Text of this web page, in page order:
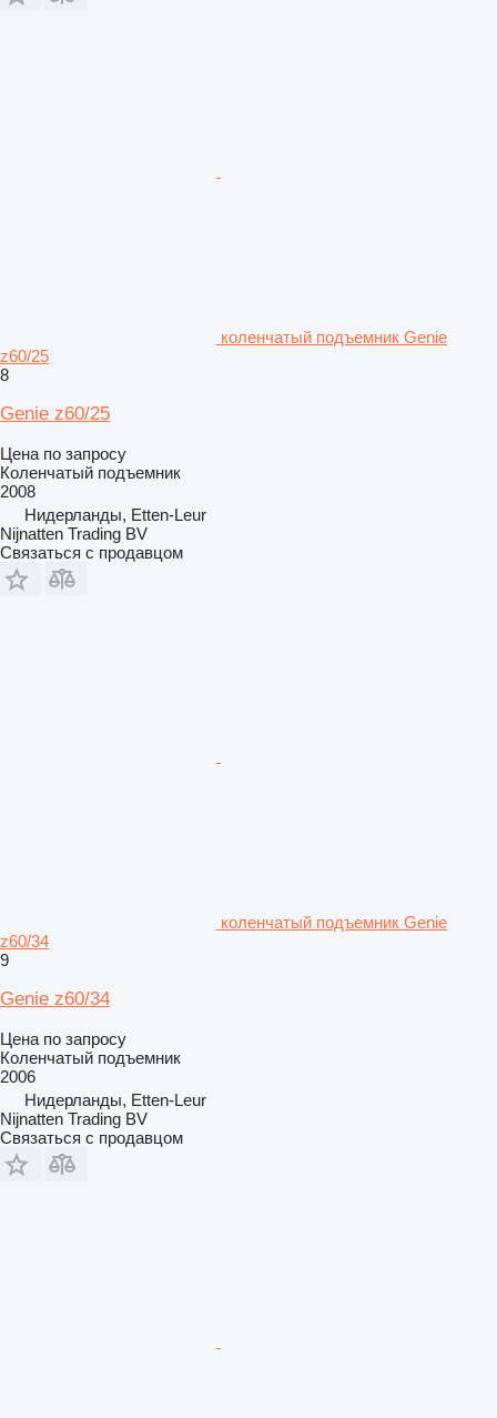
коленчатый подъемник Genie
z60/25
8
Genie z60/25
Цена по запросу
Коленчатый подъемник
2008
Нидерланды, Etten-Leur
Nijnatten Trading BV
Связаться с продавцом
коленчатый подъемник Genie
z60/34
9
Genie z60/34
Цена по запросу
Коленчатый подъемник
2006
Нидерланды, Etten-Leur
Nijnatten Trading BV
Связаться с продавцом